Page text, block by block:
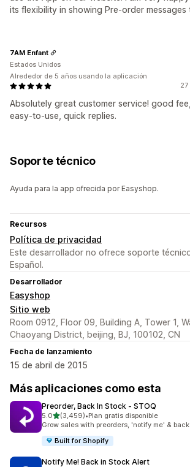
its flexibility in showing Pre-order messages
Absolutely great customer service! good
easy-to-use, quick replies.
7AM Enfant
Estados Unidos
Alrededor de 5 años usando la aplicación
Soporte técnico
Ayuda para la app ofrecida por Easyshop.
Recursos
Política de privacidad
Este desarrollador no ofrece soporte
Español.
Desarrollador
Easyshop
Sitio web
Room 0912, Floor 09, Building A, Tower 1,
Chaoyang District, beijing, BJ, 100102, CN
Fecha de lanzamiento
15 de abril de 2015
Más aplicaciones como esta
Preorder, Back In Stock ‑ STOQ
5.0de 5 estrellas
(3,459)
3459 reseñas en total
•Plan gratis disponible
Grow sales with preorders, 'notify me' &
Built for Shopify
Notify Me! Back in Stock Alert